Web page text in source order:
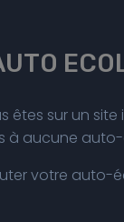
êtes sur un
à aucune
votre auto-